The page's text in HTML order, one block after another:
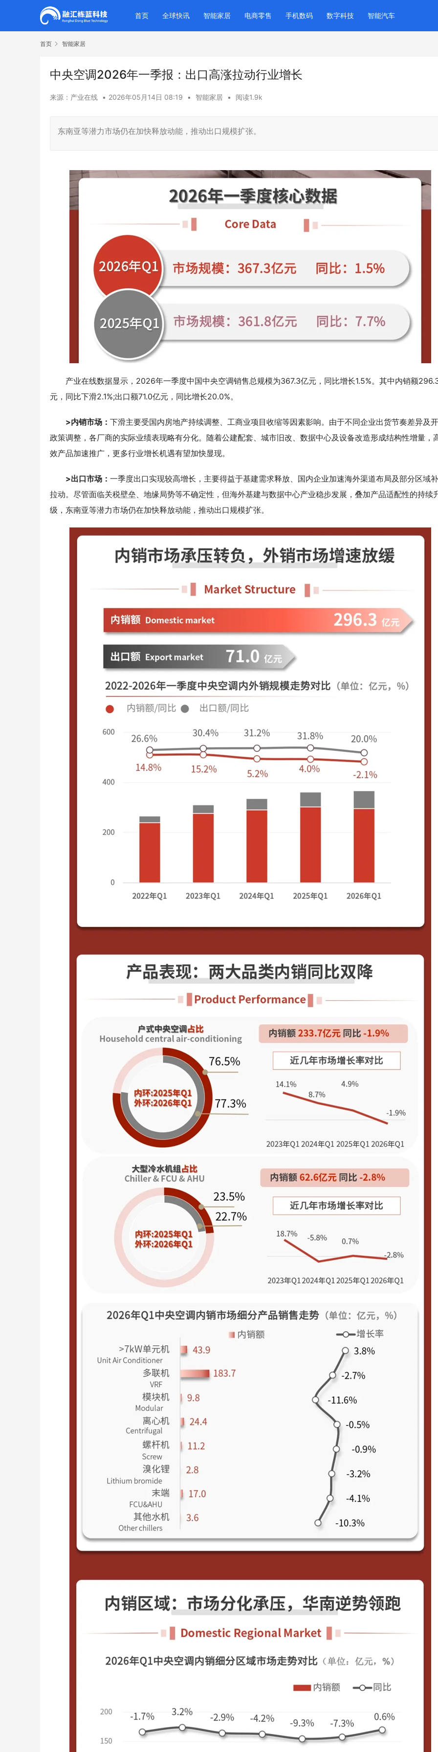
首页 全球快讯 智能家居 电商零售 手机数码 数字科技 智能汽车
首页 智能家居
中央空调2026年一季报：出口高涨拉动行业增长
来源：产业在线 • 2026年05月14日 08:19 • 智能家居 • 阅读1.9k
东南亚等潜力市场仍在加快释放动能，推动出口规模扩张。
产业在线数据显示，2026年一季度中国中央空调销售总规模为367.3亿元，同比增长1.5%。其中内销额
元，同比下滑2.1%;出口额71.0亿元，同比增长20.0%。
>内销市场： 下滑主要受国内房地产持续调整、工商业项目收缩等因素影响。由于不同企业出货节奏差异及
政策调整，各厂商的实际业绩表现略有分化。随着公建配套、城市旧改、数据中心及设备改造形成结构性增量，
效产品加速推广，更多行业增长机遇有望加快显现。
>出口市场： 一季度出口实现较高增长，主要得益于基建需求释放、国内企业加速海外渠道布局及部分区域
拉动。尽管面临关税壁垒、地缘局势等不确定性，但海外基建与数据中心产业稳步发展，叠加产品适配性的持续
级，东南亚等潜力市场仍在加快释放动能，推动出口规模扩张。